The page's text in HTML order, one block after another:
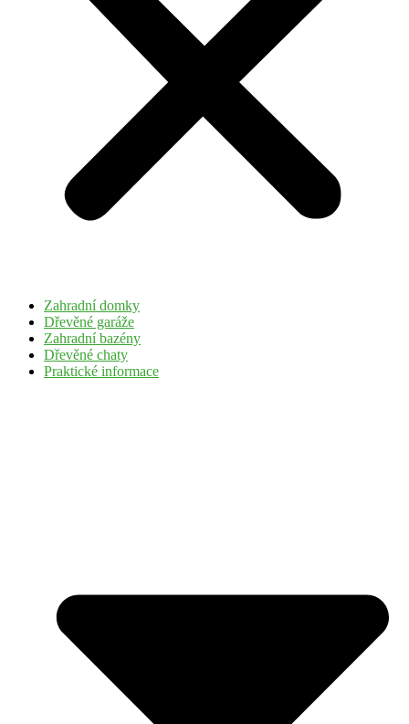
Zahradní domky
Dřevěné garáže
Zahradní bazény
Dřevěné chaty
Praktické informace